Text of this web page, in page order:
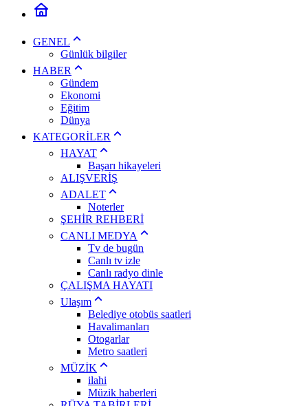
GENEL
Günlük bilgiler
HABER
Gündem
Ekonomi
Eğitim
Dünya
KATEGORİLER
HAYAT
Başarı hikayeleri
ALIŞVERİŞ
ADALET
Noterler
ŞEHİR REHBERİ
CANLI MEDYA
Tv de bugün
Canlı tv izle
Canlı radyo dinle
ÇALIŞMA HAYATI
Ulaşım
Belediye otobüs saatleri
Havalimanları
Otogarlar
Metro saatleri
MÜZİK
ilahi
Müzik haberleri